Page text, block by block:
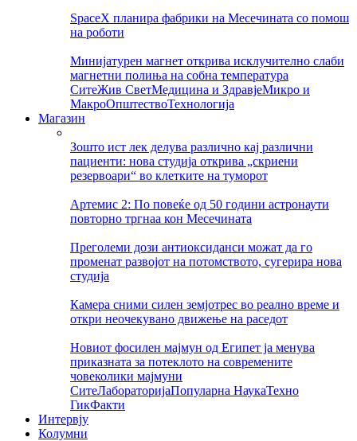
SpaceX планира фабрики на Месечината со помош
на роботи
Минијатурен магнет открива исклучително слаби
магнетни полиња на собна температура
СитеЖив СветМедицина и ЗдравјеМикро и
МакроОпштествоТехнологија
Магазин
Зошто ист лек делува различно кај различни
пациенти: нова студија открива „скриени
резервоари“ во клетките на туморот
Артемис 2: По повеќе од 50 години астронаути
повторно тргнаа кон Месечината
Преголеми дози антиоксиданси можат да го
променат развојот на потомството, сугерира нова
студија
Камера сними силен земјотрес во реално време и
откри неочекувано движење на раседот
Новиот фосилен мајмун од Египет ја менува
приказната за потеклото на современите
човеколики мајмуни
СитеЛабораторијаПопуларна НаукаТехно
ГикФакти
Интервју
Колумни